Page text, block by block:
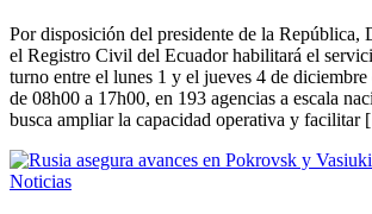
Por disposición del presidente de la República,
el Registro Civil del Ecuador habilitará el
turno entre el lunes 1 y el jueves 4 de
de 08h00 a 17h00, en 193 agencias a escala
busca ampliar la capacidad operativa y
Noticias